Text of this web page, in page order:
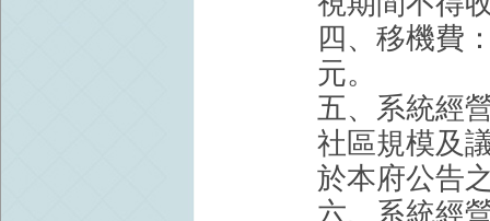
四、移機費
元。
五、系統經
社區規模及
於本府公告
六、系統經